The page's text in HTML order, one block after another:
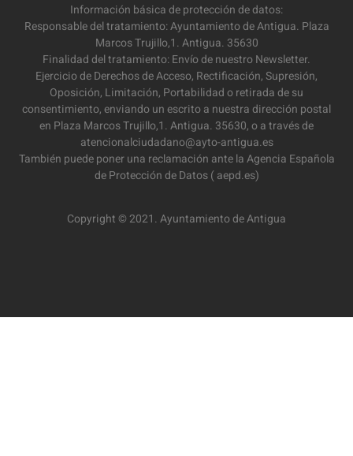
Información básica de protección de datos:
Responsable del tratamiento: Ayuntamiento de Antigua. Plaza
Marcos Trujillo,1. Antigua. 35630
Finalidad del tratamiento: Envío de nuestro Newsletter.
Ejercicio de Derechos de Acceso, Rectificación, Supresión,
Oposición, Limitación, Portabilidad o retirada de su
consentimiento, enviando un escrito a nuestra dirección postal
en Plaza Marcos Trujillo,1. Antigua. 35630, o a través de
atencionalciudadano@ayto-antigua.es
También puede poner una reclamación ante la Agencia Española
de Protección de Datos ( aepd.es)
Copyright © 2021. Ayuntamiento de Antigua